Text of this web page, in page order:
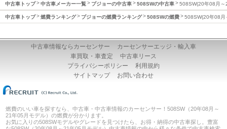
中古車トップ 中古車メーカー一覧 プジョーの中古車 508SWの中古車 508SW(20年08月～
中古車トップ 燃費ランキング プジョーの燃費ランキング 508SWの燃費 508SW(20年08月
中古車情報ならカーセンサー
カーセンサーエッジ・輸入車
車買取・車査定
中古車リース
プライバシーポリシー
利用規約
サイトマップ
お問い合わせ
燃費のいい車を探すなら、中古車・中古車情報のカーセンサー！508SW（20年08月～
21年05月モデル）の燃費が分かります。
お気に入りの508SWモデルやグレードを見つけたら、お得・納得の中古車探し。豊富